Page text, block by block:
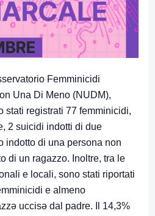
Femminicidi
Una Di Meno (NUDM),
stati registrati 77 femminicidi,
2 suicidi indotti di due
indotto di una persona non
di un ragazzo. Inoltre, tra le
e locali, sono stati riportati
e almeno
uccisə dal padre. Il 14,3%